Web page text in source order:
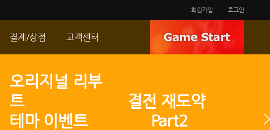
회원가입 로그인
오리지널 리부
트 결전 재도약
테마 이벤트 Part2
결제/상점
마이 Wshop
내 캐시
고객센터
문의/신고
운영정책